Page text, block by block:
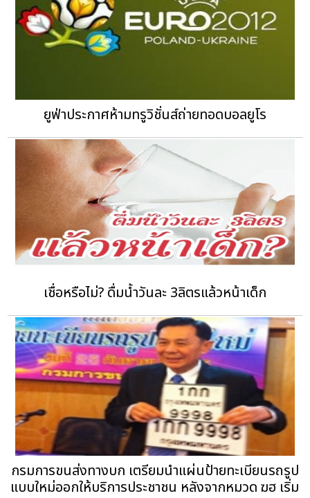
ยูฟ่าประกาศห้ามทรูวิชั่นส์ถ่ายทอดบอลยูโร
เชื่อหรือไม่? ดื่มน้ำวันละ 3ลิตรแล้วหน้าเด็ก
กรมการขนส่งทางบก เตรียมนําแผ่นป้ายทะเบียนรถรูป
แบบใหม่ออกให้บริการประชาชน หลังจากหมวด ฆฮ เริ่ม